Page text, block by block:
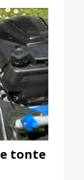
tonte